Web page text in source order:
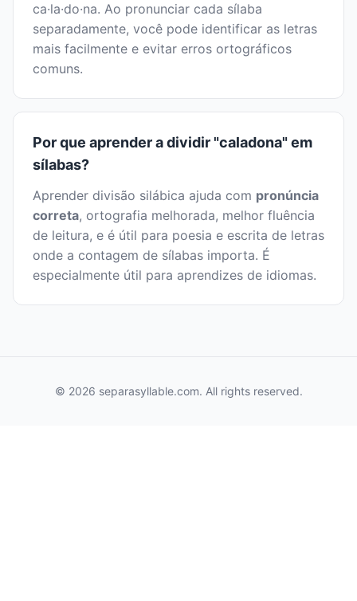
ca·la·do·na. Ao pronunciar cada sílaba
separadamente, você pode identificar as letras
mais facilmente e evitar erros ortográficos
comuns.
Por que aprender a dividir "caladona" em
sílabas?
Aprender divisão silábica ajuda com pronúncia
correta, ortografia melhorada, melhor fluência
de leitura, e é útil para poesia e escrita de letras
onde a contagem de sílabas importa. É
especialmente útil para aprendizes de idiomas.
© 2026 separasyllable.com. All rights reserved.